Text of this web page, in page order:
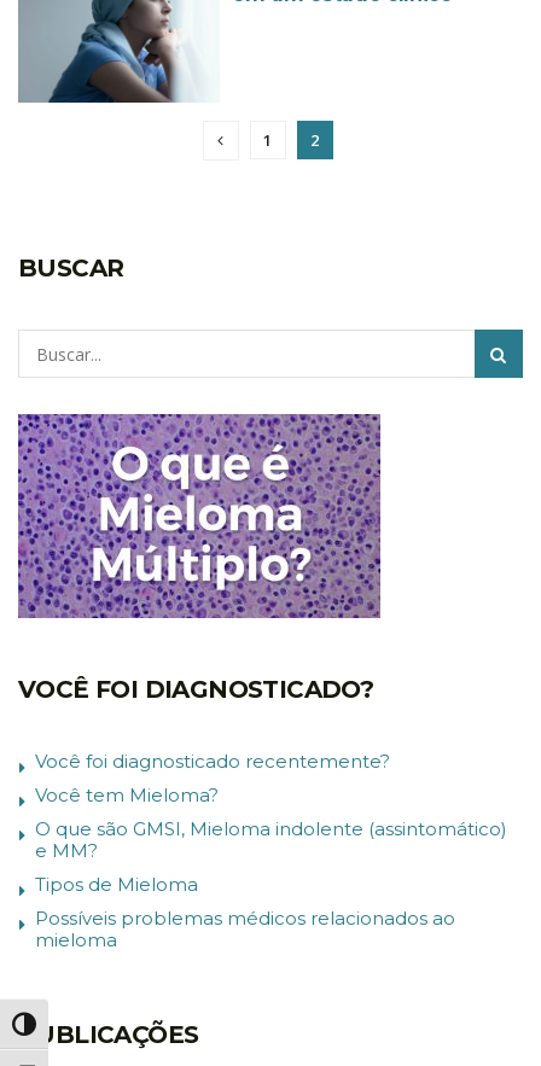
Alternar alto contraste
1 2
BUSCAR
Pesquisar
VOCÊ FOI DIAGNOSTICADO?
Você foi diagnosticado recentemente?
Você tem Mieloma?
O que são GMSI, Mieloma indolente (assintomático)
e MM?
Tipos de Mieloma
Possíveis problemas médicos relacionados ao
mieloma
PUBLICAÇÕES